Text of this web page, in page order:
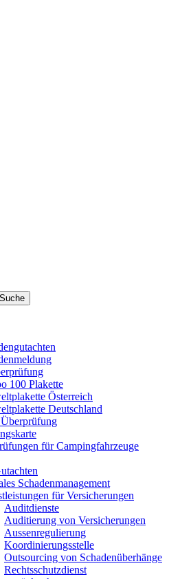
Suche
100 Plakette
Österreich
Deutschland
für Campingfahrzeuge
Schadenmanagement
für Versicherungen
Auditdienste
Auditierung von Versicherungen
Aussenregulierung
Koordinierungsstelle
Outsourcing von Schadenüberhänge
Rechtsschutzdienst